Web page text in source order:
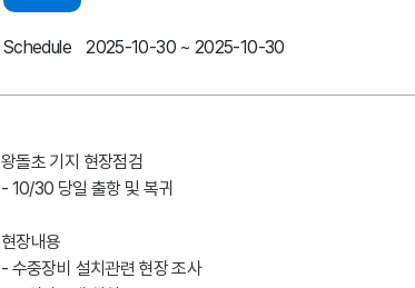
Schedule 2025-10-30 ~ 2025-10-30
왕돌초 기지 현장점검
- 10/30 당일 출항 및 복귀
현장내용
- 수중장비 설치관련 현장 조사